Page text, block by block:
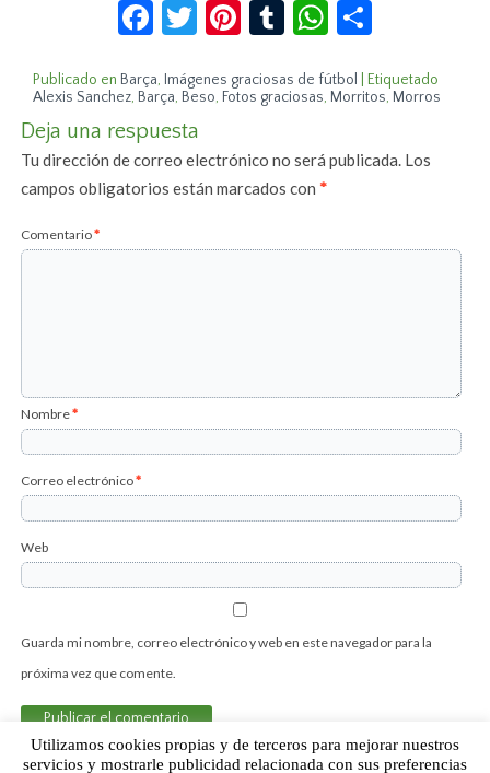
Publicado en Barça, Imágenes graciosas de fútbol
Etiquetado
Alexis Sanchez, Barça, Beso, Fotos graciosas, Morritos, Morros
Deja una respuesta
Tu dirección de correo electrónico no será publicada. Los
campos obligatorios están marcados con*
Comentario*
Nombre*
Correo electrónico*
Web
Guarda mi nombre, correo electrónico y web en este navegador para la
próxima vez que comente.
Utilizamos cookies propias y de terceros para mejorar nuestros
servicios y mostrarle publicidad relacionada con sus preferencias